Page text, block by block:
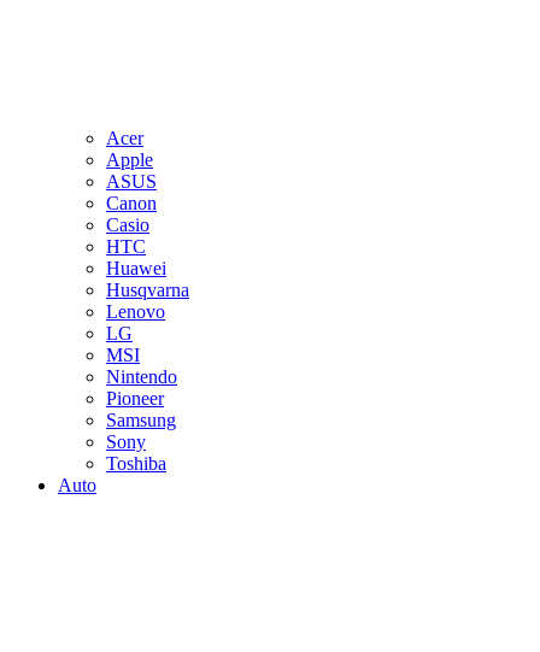
Acer
Apple
ASUS
Canon
Casio
HTC
Huawei
Husqvarna
Lenovo
LG
MSI
Nintendo
Pioneer
Samsung
Sony
Toshiba
Auto